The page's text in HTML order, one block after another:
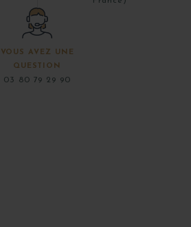
VOUS AVEZ UNE
QUESTION
03 80 79 29 90